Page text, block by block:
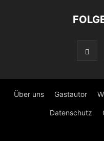
Über uns Gastautor
Datenschutz